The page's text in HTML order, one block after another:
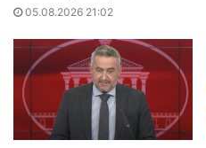
05.08.2026 21:02